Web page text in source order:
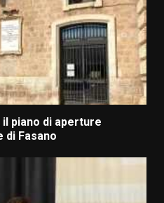
il piano di aperture
di Fasano